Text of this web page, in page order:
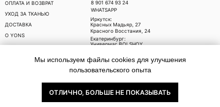
8 901 674 93 24
WHATSAPP
ОПЛАТА И ВОЗВРАТ
УХОД ЗА ТКАНЬЮ
ДОСТАВКА
О YONS
Иркутск:
Красных Мадьяр, 27
Политика
конфиденциальности
Публичная оферта
Красного Восстания, 24
Екатеринбург:
Универмаг BOLSHOY,
Москва:
Trend Island, Ходынский
бульвар, 4
Мы используем файлы cookies для улучшения
пользовательского опыта
ОТЛИЧНО, БОЛЬШЕ НЕ ПОКАЗЫВАТЬ